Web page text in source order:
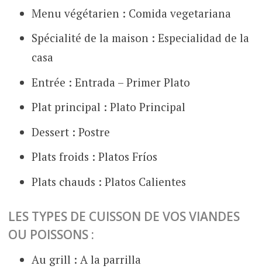
Menu végétarien : Comida vegetariana
Spécialité de la maison : Especialidad de la
casa
Entrée : Entrada – Primer Plato
Plat principal : Plato Principal
Dessert : Postre
Plats froids : Platos Fríos
Plats chauds : Platos Calientes
LES TYPES DE CUISSON DE VOS VIANDES
OU POISSONS :
Au grill : A la parrilla